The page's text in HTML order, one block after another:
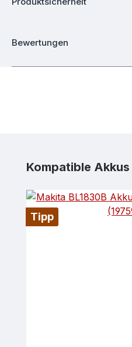
Bewertungen
Produktgalerie
Kompatible
Tipp